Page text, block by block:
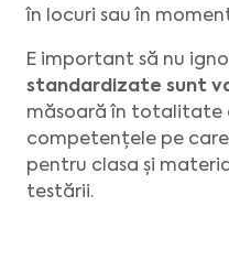
în locuri sau în
E important să nu
standardizate sunt
măsoară în totalitate
competențele pe
pentru clasa și
testării.